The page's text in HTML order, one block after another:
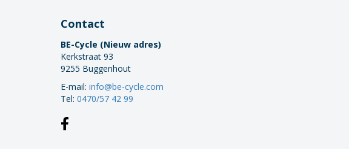
Contact
BE-Cycle (Nieuw adres)
Kerkstraat 93
9255 Buggenhout
E-mail:info@be-cycle.com
Tel:0470/57 42 99